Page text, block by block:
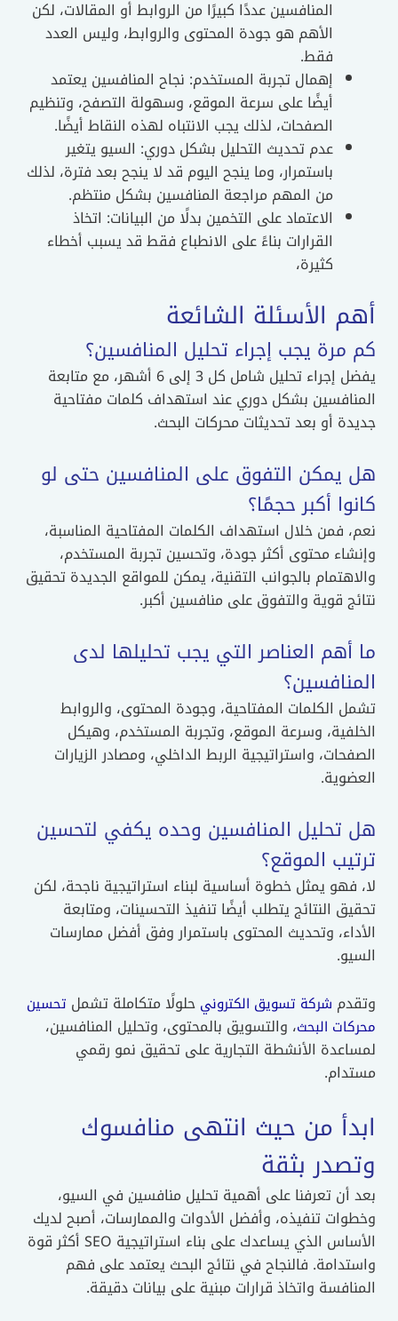
المنافسين عددًا كبيرًا من الروابط أو المقالات، لكن
الأهم هو جودة المحتوى والروابط، وليس العدد
فقط.
إهمال تجربة المستخدم: نجاح المنافسين يعتمد
أيضًا على سرعة الموقع، وسهولة التصفح، وتنظيم
الصفحات، لذلك يجب الانتباه لهذه النقاط أيضًا.
عدم تحديث التحليل بشكل دوري: السيو يتغير
باستمرار، وما ينجح اليوم قد لا ينجح بعد فترة، لذلك
من المهم مراجعة المنافسين بشكل منتظم.
الاعتماد على التخمين بدلًا من البيانات: اتخاذ
القرارات بناءً على الانطباع فقط قد يسبب أخطاء
كثيرة،
أهم الأسئلة الشائعة
كم مرة يجب إجراء تحليل المنافسين؟
يفضل إجراء تحليل شامل كل 3 إلى 6 أشهر، مع متابعة
المنافسين بشكل دوري عند استهداف كلمات مفتاحية
جديدة أو بعد تحديثات محركات البحث.
هل يمكن التفوق على المنافسين حتى لو
كانوا أكبر حجمًا؟
نعم، فمن خلال استهداف الكلمات المفتاحية المناسبة،
وإنشاء محتوى أكثر جودة، وتحسين تجربة المستخدم،
والاهتمام بالجوانب التقنية، يمكن للمواقع الجديدة تحقيق
نتائج قوية والتفوق على منافسين أكبر.
ما أهم العناصر التي يجب تحليلها لدى
المنافسين؟
تشمل الكلمات المفتاحية، وجودة المحتوى، والروابط
الخلفية، وسرعة الموقع، وتجربة المستخدم، وهيكل
الصفحات، واستراتيجية الربط الداخلي، ومصادر الزيارات
العضوية.
هل تحليل المنافسين وحده يكفي لتحسين
ترتيب الموقع؟
لا، فهو يمثل خطوة أساسية لبناء استراتيجية ناجحة، لكن
تحقيق النتائج يتطلب أيضًا تنفيذ التحسينات، ومتابعة
الأداء، وتحديث المحتوى باستمرار وفق أفضل ممارسات
السيو.
وتقدم شركة تسويق الكتروني حلولًا متكاملة تشمل تحسين
محركات البحث، والتسويق بالمحتوى، وتحليل المنافسين،
لمساعدة الأنشطة التجارية على تحقيق نمو رقمي
مستدام.
ابدأ من حيث انتهى منافسوك
وتصدر بثقة
بعد أن تعرفنا على أهمية تحليل منافسين في السيو،
وخطوات تنفيذه، وأفضل الأدوات والممارسات، أصبح لديك
الأساس الذي يساعدك على بناء استراتيجية SEO أكثر قوة
واستدامة. فالنجاح في نتائج البحث يعتمد على فهم
المنافسة واتخاذ قرارات مبنية على بيانات دقيقة.